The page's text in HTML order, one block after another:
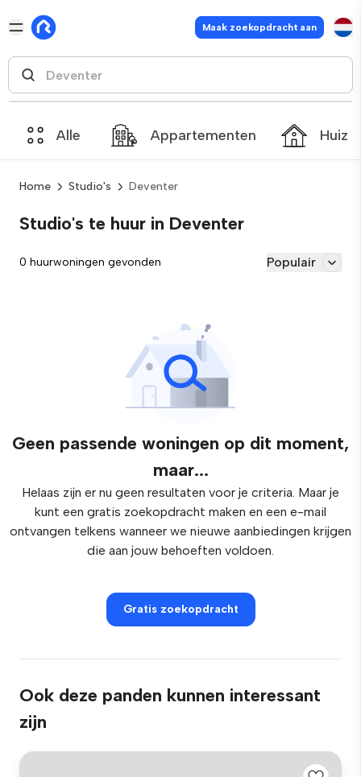
Maak zoekopdracht aan
Alle Appartementen
Home Studio's Deventer
Studio's te huur in Deventer
0 huurwoningen gevonden Populair
Geen passende woningen op dit moment,
maar...
Helaas zijn er nu geen resultaten voor je criteria. Maar je
kunt een gratis zoekopdracht maken en een e-mail
ontvangen telkens wanneer we nieuwe aanbiedingen krijgen
die aan jouw behoeften voldoen.
Gratis zoekopdracht
Ook deze panden kunnen interessant
zijn